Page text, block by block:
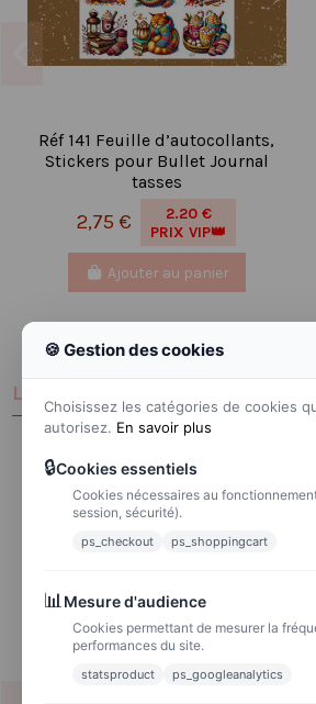
Réf 141 Feuille d’autocollants,
Stickers pour Bullet Journal
tasses
2,75 €
2.20 €
PRIX VIP👑
Ajouter au panier
LES CLIENTS QUI ONT ACHETÉ
🍪 Gestion des cookies
Choisissez les catégories de cookies
autorisez. En savoir plus
🔒Cookies essentiels
Cookies nécessaires au
session, sécurité).
ps_checkout ps_shoppingcart
📊 Mesure d'audience
Cookies permettant de mesurer la
performances du site.
statsproduct ps_googleanalytics